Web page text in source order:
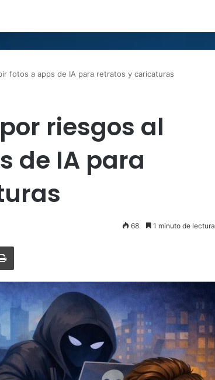
fotos a apps de IA para retratos y caricaturas
riesgos al
de IA para
68 1 minuto de lectura
electrónico
Imprimir